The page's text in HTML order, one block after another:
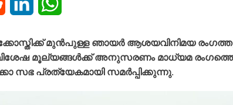
Reddit LinkedIn
മുൻപുള്ള ഞായർ ആശയവിനിമയ രംഗത്തും
മൂല്യങ്ങൾക്ക് അനുസരണം മാധ്യമ രംഗത്തെ
സഭ പ്രത്യേകമായി സമർപ്പിക്കുന്നു.